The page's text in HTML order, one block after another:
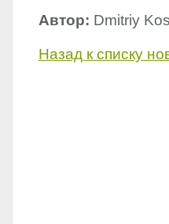
Автор: Dmitriy
Назад к списку